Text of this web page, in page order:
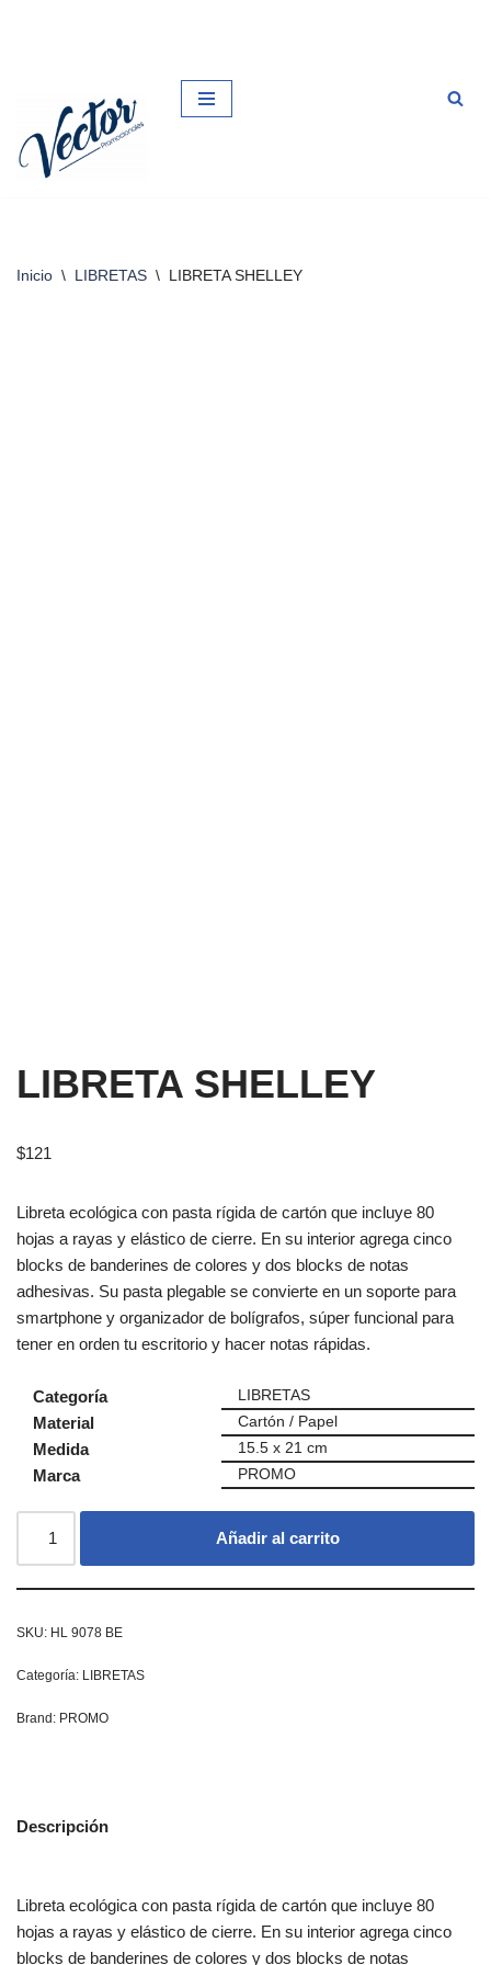
contenido
Inicio \ LIBRETAS \ LIBRETA SHELLEY
LIBRETA SHELLEY
$121
Libreta ecológica con pasta rígida de cartón que incluye 80
hojas a rayas y elástico de cierre. En su interior agrega cinco
blocks de banderines de colores y dos blocks de notas
adhesivas. Su pasta plegable se convierte en un soporte para
smartphone y organizador de bolígrafos, súper funcional para
tener en orden tu escritorio y hacer notas rápidas.
Categoría LIBRETAS
Material Cartón / Papel
Medida 15.5 x 21 cm
Marca PROMO
Añadir al carrito
SKU: HL 9078 BE
Categoría: LIBRETAS
Brand: PROMO
Descripción
Libreta ecológica con pasta rígida de cartón que incluye 80
hojas a rayas y elástico de cierre. En su interior agrega cinco
blocks de banderines de colores y dos blocks de notas